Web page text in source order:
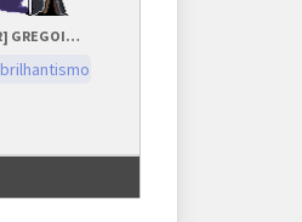
[DR] GREGOISBACK_
brilhantismo